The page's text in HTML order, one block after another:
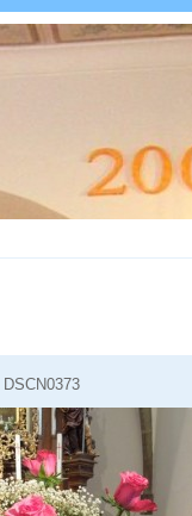
DSCN0373